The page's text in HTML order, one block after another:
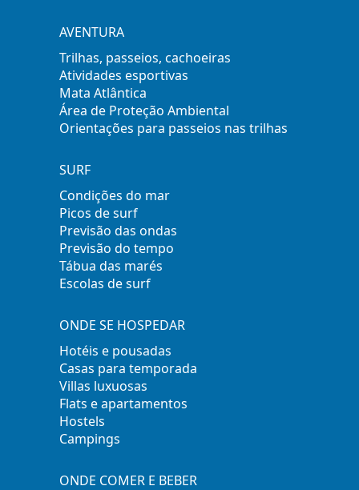
AVENTURA
Trilhas, passeios, cachoeiras
Atividades esportivas
Mata Atlântica
Área de Proteção Ambiental
Orientações para passeios nas trilhas
SURF
Condições do mar
Picos de surf
Previsão das ondas
Previsão do tempo
Tábua das marés
Escolas de surf
ONDE SE HOSPEDAR
Hotéis e pousadas
Casas para temporada
Villas luxuosas
Flats e apartamentos
Hostels
Campings
ONDE COMER E BEBER